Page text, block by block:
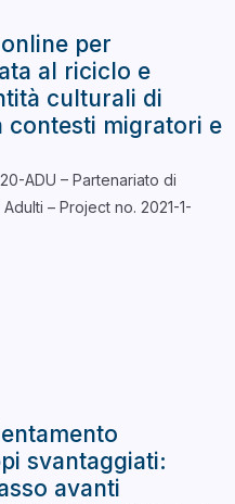
per
al riciclo e
culturali di
contesti migratori e
ADU – Partenariato di
– Project no. 2021-1-
svantaggiati:
avanti